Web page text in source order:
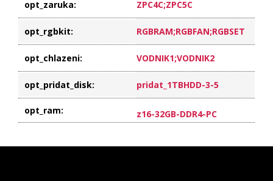
opt_zaruka: ZPC4C;ZPC5C
opt_rgbkit: RGBRAM;RGBFAN;RGBSET
opt_chlazeni: VODNIK1;VODNIK2
opt_pridat_disk: pridat_1TBHDD-3-5
opt_ram: z16-32GB-DDR4-PC